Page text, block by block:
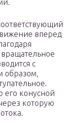
вперед
с
образом,
его конусной
которую